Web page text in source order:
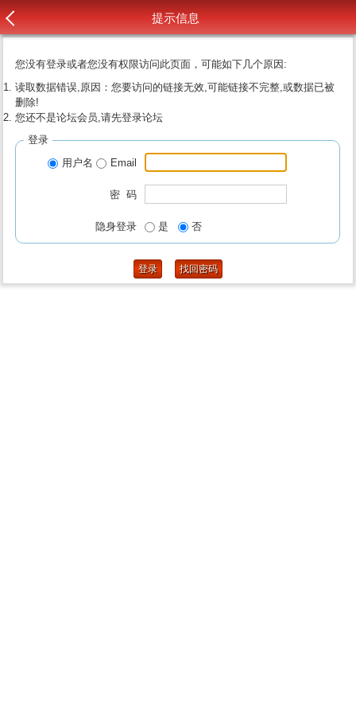
提示信息
您没有登录或者您没有权限访问此页面，可能如下几个原因:
读取数据错误,原因：您要访问的链接无效,可能链接不完整,或数据已被
删除!
您还不是论坛会员,请先登录论坛
登录
用户名
Email
密 码
隐身登录 是 否